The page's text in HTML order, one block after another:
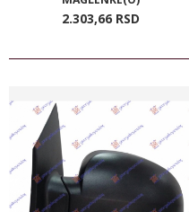
2.303,66 RSD